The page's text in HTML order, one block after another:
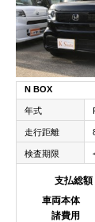
N BOX
年式
走行距離
検査期限
支払総額
車両本体
諸費用